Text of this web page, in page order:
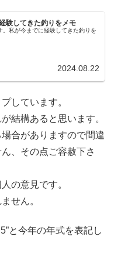
験してきた釣りをメモ
。私が今までに経験してきた釣りを
2024.08.22
しています。
結構あると思います。
合がありますので間違
、その点ご容赦下さ
の意見です。
せん。
と今年の年式を表記し